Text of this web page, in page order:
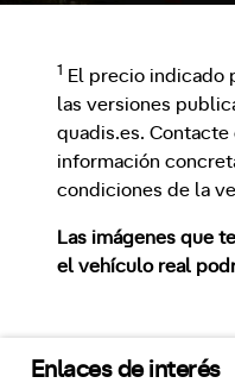
1
El precio indicado
las versiones
quadis.es.
información
condiciones de la
Las imágenes que
el vehículo real
Enlaces de interés